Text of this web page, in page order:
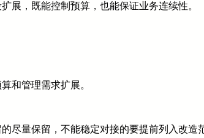
展，既能控制预算，也能保证业务连续性。
和管理需求扩展。
尽量保留，不能稳定对接的要提前列入改造